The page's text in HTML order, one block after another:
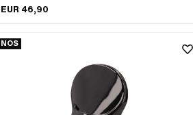
EUR 46,90
NOS